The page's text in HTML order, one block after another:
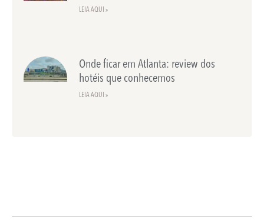
LEIA AQUI »
Onde ficar em Atlanta: review dos
hotéis que conhecemos
LEIA AQUI »